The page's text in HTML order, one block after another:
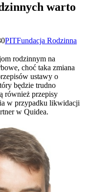
warto
PITFundacja Rodzinna
rodzinnym na
choć taka zmiana
ustawy o
będzie trudno
również przepisy
w przypadku likwidacji
w Quidea.